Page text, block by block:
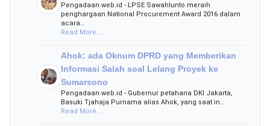
Pengadaan.web.id - LPSE Sawahlunto meraih
penghargaan National Procurement Award 2016 dalam
acara…
Read More...
Ahok: ada Oknum DPRD yang Memberikan
Informasi Salah soal Lelang Proyek ke
Sumarsono
Pengadaan.web.id - Gubernur petahana DKI Jakarta,
Basuki Tjahaja Purnama alias Ahok, yang saat in…
Read More...